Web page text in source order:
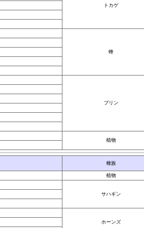
トカゲ
蜂
プリン
植物
種族
植物
サハギン
ホーンズ